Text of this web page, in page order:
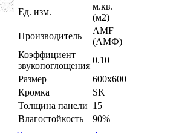
Ед. изм.
м.кв.
(м2)
Производитель
AMF
(АМФ)
Коэффициент
звукопоглощения
0.10
Размер
600x600
Кромка
SK
Толщина панели 15
Влагостойкость
90%